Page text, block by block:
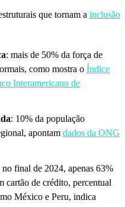
que tornam a inclusão
: mais de 50% da força de
como mostra o Índice
Interamericano de
: 10% da população
apontam dados da ONG
no final de 2024, apenas 63%
cartão de crédito, percentual
México e Peru, indica